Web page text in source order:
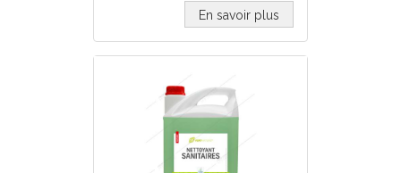
En savoir plus